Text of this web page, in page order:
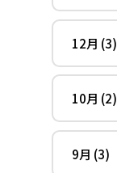
12月 (3)
10月 (2)
9月 (3)